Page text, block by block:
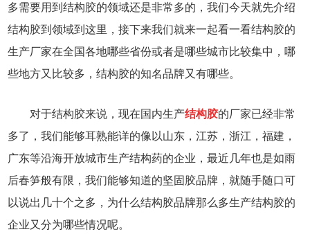
多需要用到结构胶的领域还是非常多的，我们今天就先介绍
结构胶到领域到这里，接下来我们就来一起看一看结构胶的
生产厂家在全国各地哪些省份或者是哪些城市比较集中，哪
些地方又比较多，结构胶的知名品牌又有哪些。
对于结构胶来说，现在国内生产结构胶的厂家已经非常
多了，我们能够耳熟能详的像以山东，江苏，浙江，福建，
广东等沿海开放城市生产结构药的企业，最近几年也是如雨
后春笋般有限，我们能够知道的坚固胶品牌，就随手随口可
以说出几十个之多，为什么结构胶品牌那么多生产结构胶的
企业又分为哪些情况呢。